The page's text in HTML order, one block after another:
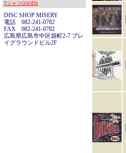
TシャツGOODS
DISC SHOP MISERY
電話 082-241-0782
FAX 082-241-0782
広島県広島市中区袋町2-7 プレ
イグラウンドビル2F